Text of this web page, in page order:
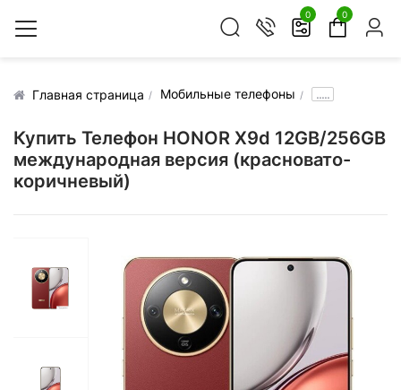
0 0
Главная страница Мобильные телефоны .....
Купить Телефон HONOR X9d 12GB/256GB
международная версия (красновато-
коричневый)